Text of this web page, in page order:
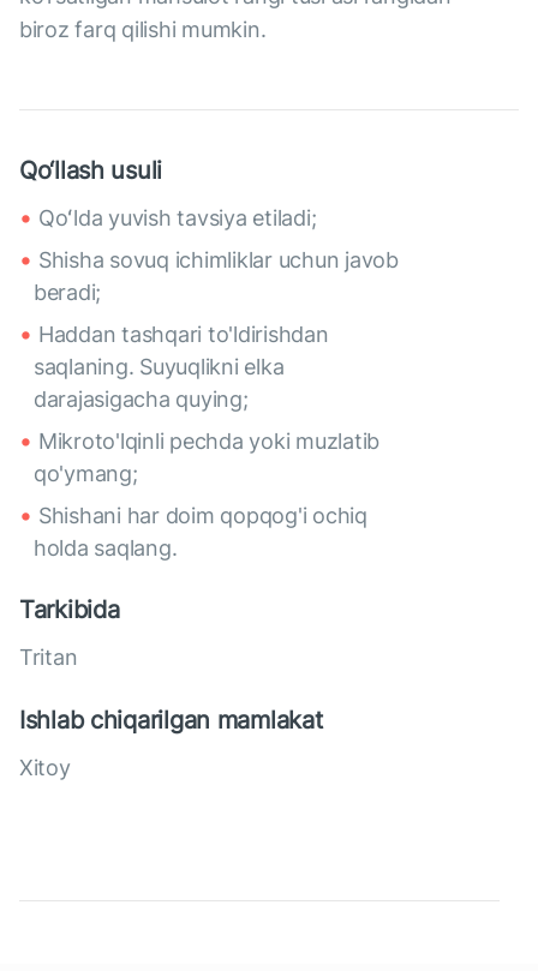
biroz farq qilishi mumkin.
Qo‘llash usuli
Qoʻlda yuvish tavsiya etiladi;
Shisha sovuq ichimliklar uchun javob
beradi;
Haddan tashqari to'ldirishdan
saqlaning. Suyuqlikni elka
darajasigacha quying;
Mikroto'lqinli pechda yoki muzlatib
qo'ymang;
Shishani har doim qopqog'i ochiq
holda saqlang.
Tarkibida
Tritan
Ishlab chiqarilgan mamlakat
Xitoy